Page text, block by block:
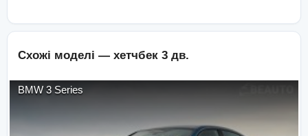
Схожі моделі — хетчбек 3 дв.
BMW 3 Series